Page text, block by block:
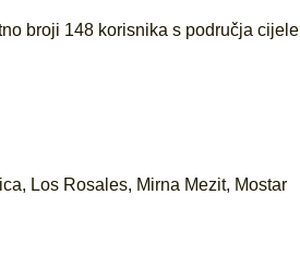
broji 148 korisnika s područja cijele
, Los Rosales, Mirna Mezit, Mostar